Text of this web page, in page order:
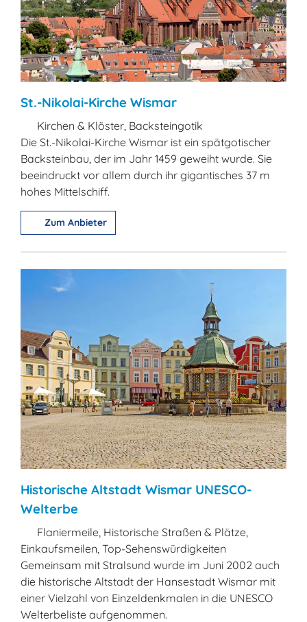
St.-Nikolai-Kirche Wismar
Kirchen & Klöster, Backsteingotik
Die St.-Nikolai-Kirche Wismar ist ein spätgotischer
Backsteinbau, der im Jahr 1459 geweiht wurde. Sie
beeindruckt vor allem durch ihr gigantisches 37 m
hohes Mittelschiff.
Zum Anbieter
Historische Altstadt Wismar UNESCO-
Welterbe
Flaniermeile, Historische Straßen & Plätze,
Einkaufsmeilen, Top-Sehenswürdigkeiten
Gemeinsam mit Stralsund wurde im Juni 2002 auch
die historische Altstadt der Hansestadt Wismar mit
einer Vielzahl von Einzeldenkmalen in die UNESCO
Welterbeliste aufgenommen.